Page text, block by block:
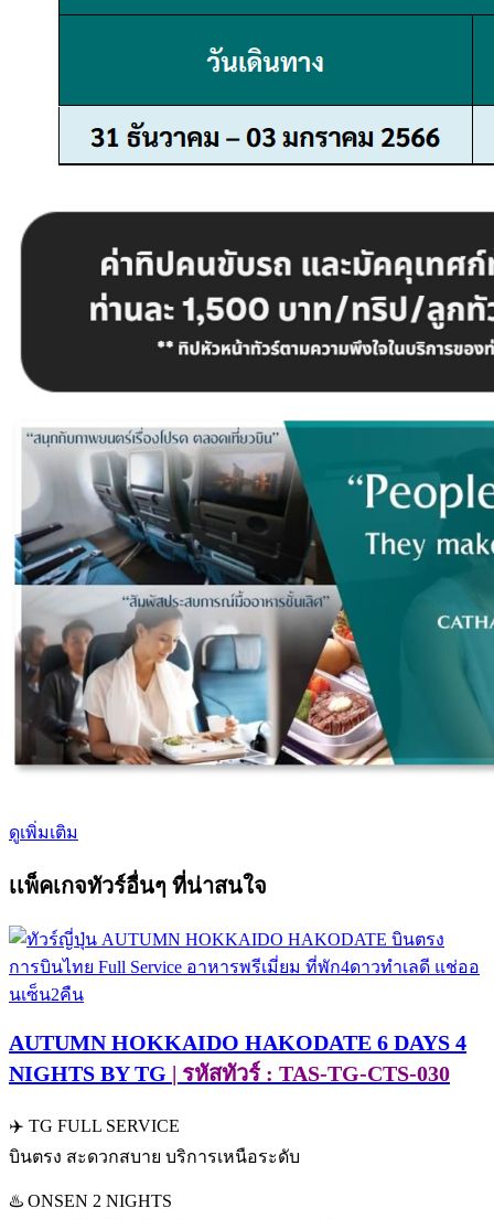
ดูเพิ่มเติม
เเพ็คเกจทัวร์อื่นๆ ที่น่าสนใจ
AUTUMN HOKKAIDO HAKODATE 6 DAYS 4
NIGHTS BY TG | รหัสทัวร์ : TAS-TG-CTS-030
✈️ TG FULL SERVICE
บินตรง สะดวกสบาย บริการเหนือระดับ
♨️ ONSEN 2 NIGHTS